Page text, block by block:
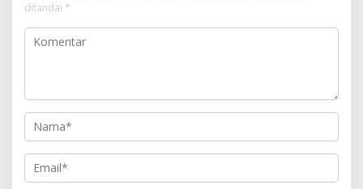
ditandai *